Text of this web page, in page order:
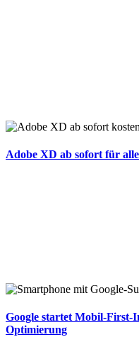
Adobe XD ab sofort für
Google startet Mobil-First-
Optimierung